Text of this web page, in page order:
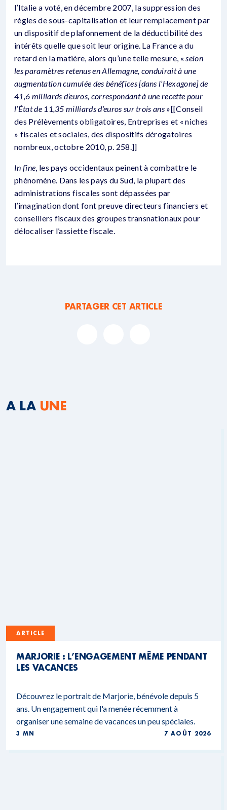
l’Italie a voté, en décembre 2007, la suppression des
règles de sous-capitalisation et leur remplacement par
un dispositif de plafonnement de la déductibilité des
intérêts quelle que soit leur origine. La France a du
retard en la matière, alors qu’une telle mesure, «selon
les paramètres retenus en Allemagne, conduirait à une
augmentation cumulée des bénéfices [dans l’Hexagone] de
41,6 milliards d’euros, correspondant à une recette pour
l’État de 11,35 milliards d’euros sur trois ans »[[Conseil
des Prélèvements obligatoires, Entreprises et « niches
» fiscales et sociales, des dispositifs dérogatoires
nombreux, octobre 2010, p. 258.]]
In fine, les pays occidentaux peinent à combattre le
phénomène. Dans les pays du Sud, la plupart des
administrations fiscales sont dépassées par
l’imagination dont font preuve directeurs financiers et
conseillers fiscaux des groupes transnationaux pour
délocaliser l’assiette fiscale.
PARTAGER CET ARTICLE
A LA UNE
ARTICLE
MARJORIE : L’ENGAGEMENT MÊME PENDANT
LES VACANCES
Découvrez le portrait de Marjorie, bénévole depuis 5
ans. Un engagement qui l'a menée récemment à
organiser une semaine de vacances un peu spéciales.
3 MN 7 AOÛT 2026